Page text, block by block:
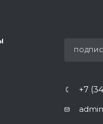
+7